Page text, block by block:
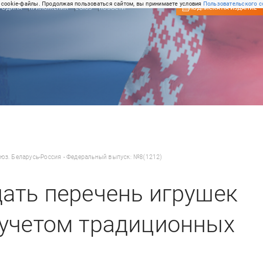
файлы. Продолжая пользоваться сайтом, вы принимаете условия Пользовательского
ПРИЛОЖЕНИЯ СОЮЗ НОВОСТИ ПОДПИСКА НА ИЗДАНИЕ
Беларусь-Россия - Федеральный выпуск: №8(1212)
перечень игрушек
традиционных